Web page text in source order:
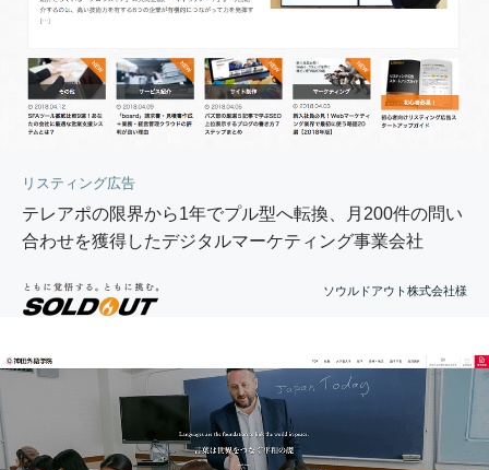
リスティング広告
テレアポの限界から1年でプル型へ転換、月200件の問い
合わせを獲得したデジタルマーケティング事業会社
ソウルドアウト株式会社様